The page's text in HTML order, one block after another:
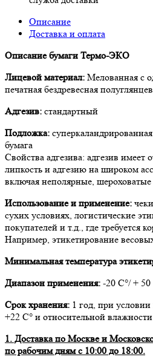
Описание
Доставка и оплата
Описание бумаги Термо-ЭКО
Лицевой материал: Мелованная с
печатная бездревесная
Адгезив: стандартный
Подложка:
бумага
Свойства адгезива: адгезив
липкость и адгезию на широком
включая неполярные, шероховатые
Использование и применение:
сухих условиях, логистические
покупателей и т.д., где требуется
Например, этикетирование
Минимальная температура
Диапазон применения: -20 С°/ + 50
Срок хранения: 1 год, при
+22 С° и относительной
1. Доставка по Москве и
по рабочим дням с 10:00 до 18:00.